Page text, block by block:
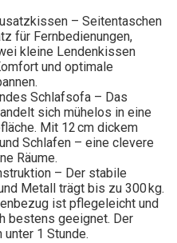
– Seitentaschen
für Fernbedienungen,
kleine Lendenkissen
und optimale
Schlafsofa – Das
sich mühelos in eine
Mit 12 cm dickem
Schlafen – eine clevere
Räume.
– Der stabile
Metall trägt bis zu 300 kg.
ist pflegeleicht und
bestens geeignet. Der
1 Stunde.